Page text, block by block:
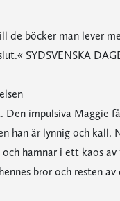
de böcker man lever
SYDSVENSKA
Den impulsiva Maggie
han är lynnig och kall.
hamnar i ett kaos
bror och resten